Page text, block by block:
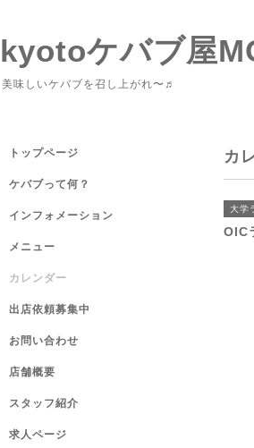
kyotoケバブ屋
美味しいケバブを召し上がれ〜♬
カ
大学
OIC
トップページ
ケバブって何？
インフォメーション
メニュー
カレンダー
出店依頼募集中
お問い合わせ
店舗概要
スタッフ紹介
求人ページ